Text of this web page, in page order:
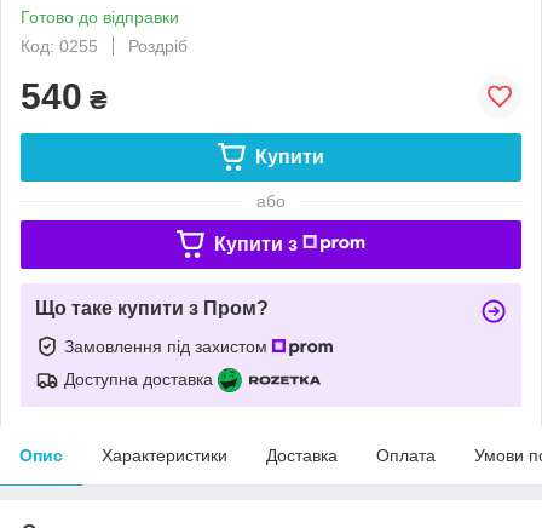
Готово до відправки
Код: 0255
Роздріб
540 ₴
Купити
або
Купити з
Що таке купити з Пром?
Замовлення під захистом
Доступна доставка
Опис Характеристики Доставка Оплата Умови